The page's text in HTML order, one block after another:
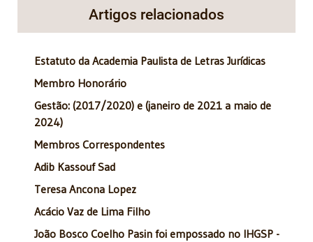
Artigos relacionados
Estatuto da Academia Paulista de Letras Jurídicas
Membro Honorário
Gestão: (2017/2020) e (janeiro de 2021 a maio de
2024)
Membros Correspondentes
Adib Kassouf Sad
Teresa Ancona Lopez
Acácio Vaz de Lima Filho
João Bosco Coelho Pasin foi empossado no IHGSP -